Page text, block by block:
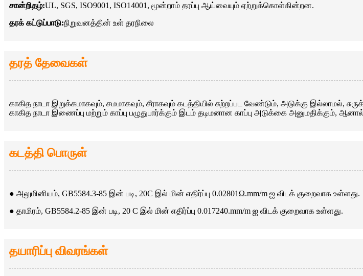
சான்றிதழ்:UL, SGS, ISO9001, ISO14001, மூன்றாம் தரப்பு ஆய்வையும் ஏற்றுக்கொள்கின்றன.
தரக் கட்டுப்பாடு:நிறுவனத்தின் உள் தரநிலை
தரத் தேவைகள்
காகித நாடா இறுக்கமாகவும், சமமாகவும், சீராகவும் கடத்தியில் சுற்றப்பட வேண்டும், அடுக்கு இல்லாமல்,
காகித நாடா இணைப்பு மற்றும் காப்பு பழுதுபார்க்கும் இடம் தடிமனான காப்பு அடுக்கை அனுமதிக்கும்,
கடத்தி பொருள்
● அலுமினியம், GB5584.3-85 இன் படி, 20C இல் மின் எதிர்ப்பு 0.02801Ω.mm/m ஐ விடக் குறைவாக உள்ளது.
● தாமிரம், GB5584.2-85 இன் படி, 20 C இல் மின் எதிர்ப்பு 0.017240.mm/m ஐ விடக் குறைவாக உள்ளது.
தயாரிப்பு விவரங்கள்